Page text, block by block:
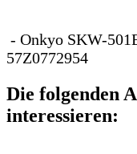
- Onkyo SKW-
57Z0772954
Die folgenden
interessieren: